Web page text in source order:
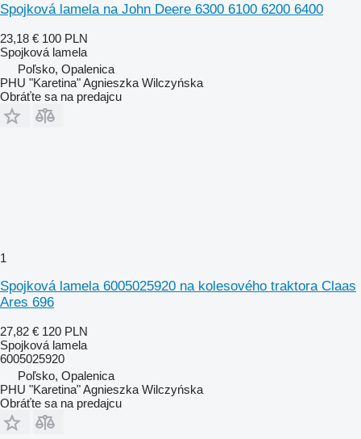
Spojková lamela na John Deere 6300 6100 6200 6400
23,18 € 100 PLN
Spojková lamela
Poľsko, Opalenica
PHU "Karetina" Agnieszka Wilczyńska
Obráťte sa na predajcu
1
Spojková lamela 6005025920 na kolesového traktora Claas
Ares 696
27,82 € 120 PLN
Spojková lamela
6005025920
Poľsko, Opalenica
PHU "Karetina" Agnieszka Wilczyńska
Obráťte sa na predajcu